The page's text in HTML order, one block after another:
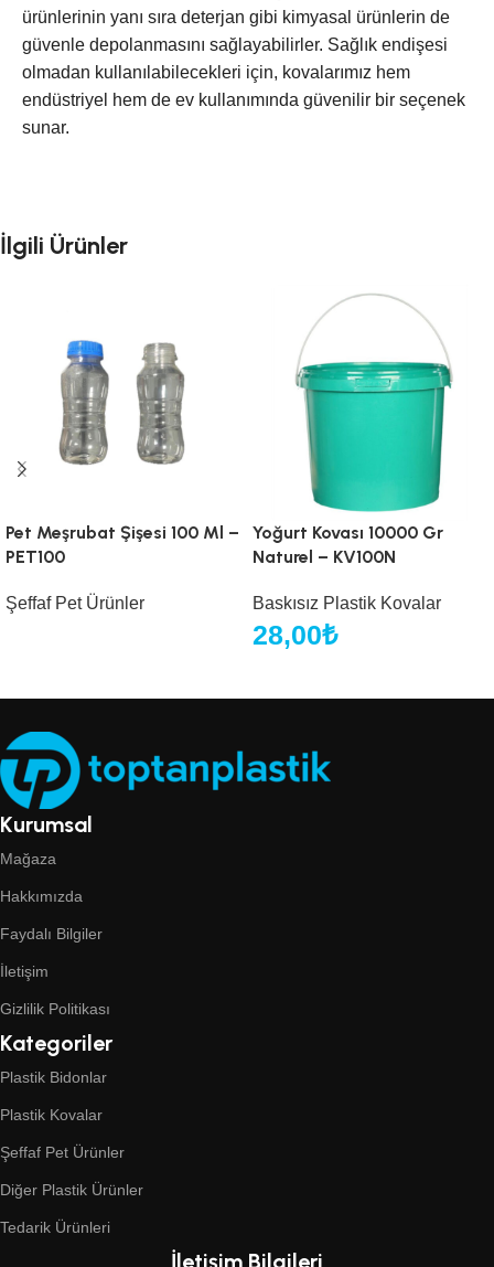
ürünlerinin yanı sıra deterjan gibi kimyasal ürünlerin de
güvenle depolanmasını sağlayabilirler. Sağlık endişesi
olmadan kullanılabilecekleri için, kovalarımız hem
endüstriyel hem de ev kullanımında güvenilir bir seçenek
sunar.
İlgili Ürünler
Pet Meşrubat Şişesi 100 Ml –
PET100
Şeffaf Pet Ürünler
Yoğurt Kovası 10000 Gr
Naturel – KV100N
Baskısız Plastik Kovalar
28,00₺
Kurumsal
Mağaza
Hakkımızda
Faydalı Bilgiler
İletişim
Gizlilik Politikası
Kategoriler
Plastik Bidonlar
Plastik Kovalar
Şeffaf Pet Ürünler
Diğer Plastik Ürünler
Tedarik Ürünleri
İletişim Bilgileri